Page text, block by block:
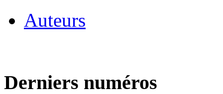
Auteurs
Derniers numéros